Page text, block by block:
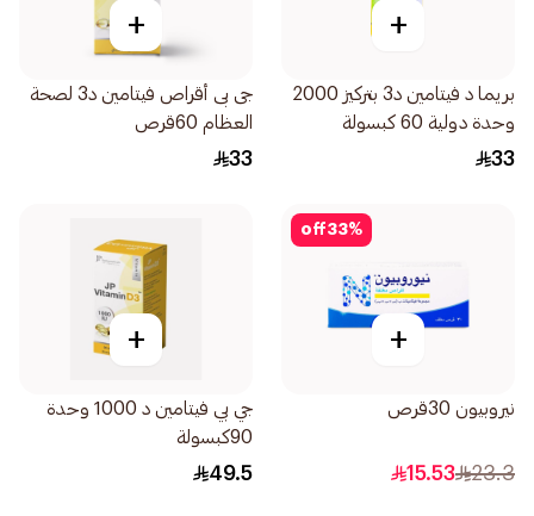
+
بريما د فيتامين د3 بتركيز 2000
وحدة دولية 60 كبسولة
33
+
جى بى أقراص فيتامين د3 لصحة
العظام 60قرص
33
33%
off
+
نيروبيون 30قرص
23.3
15.53
+
جي بي فيتامين د 1000 وحدة
90كبسولة
49.5